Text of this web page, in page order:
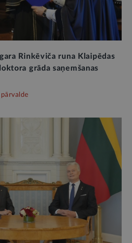
Rinkēviča runa Klaipēdas
grāda saņemšanas